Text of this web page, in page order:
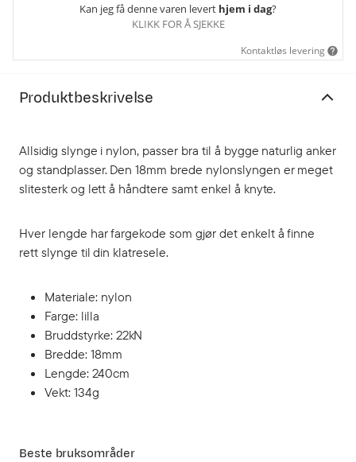
Kan jeg få denne varen levert hjem i dag?
KLIKK FOR Å SJEKKE
Kontaktløs levering
Produktbeskrivelse
Allsidig slynge i nylon, passer bra til å bygge naturlig anker
og standplasser. Den 18mm brede nylonslyngen er meget
slitesterk og lett å håndtere samt enkel å knyte.
Hver lengde har fargekode som gjør det enkelt å finne
rett slynge til din klatresele.
Materiale: nylon
Farge: lilla
Bruddstyrke: 22kN
Bredde: 18mm
Lengde: 240cm
Vekt: 134g
Beste bruksområder